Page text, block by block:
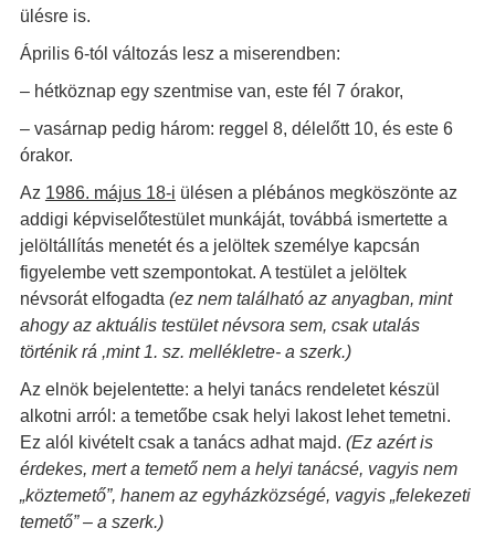
ülésre is.
Április 6-tól változás lesz a miserendben:
– hétköznap egy szentmise van, este fél 7 órakor,
– vasárnap pedig három: reggel 8, délelőtt 10, és este 6
órakor.
Az 1986. május 18-i ülésen a plébános megköszönte az
addigi képviselőtestület munkáját, továbbá ismertette a
jelöltállítás menetét és a jelöltek személye kapcsán
figyelembe vett szempontokat. A testület a jelöltek
névsorát elfogadta (ez nem található az anyagban, mint
ahogy az aktuális testület névsora sem, csak utalás
történik rá ,mint 1. sz. mellékletre- a szerk.)
Az elnök bejelentette: a helyi tanács rendeletet készül
alkotni arról: a temetőbe csak helyi lakost lehet temetni.
Ez alól kivételt csak a tanács adhat majd. (Ez azért is
érdekes, mert a temető nem a helyi tanácsé, vagyis nem
„köztemető”, hanem az egyházközségé, vagyis „felekezeti
temető” – a szerk.)